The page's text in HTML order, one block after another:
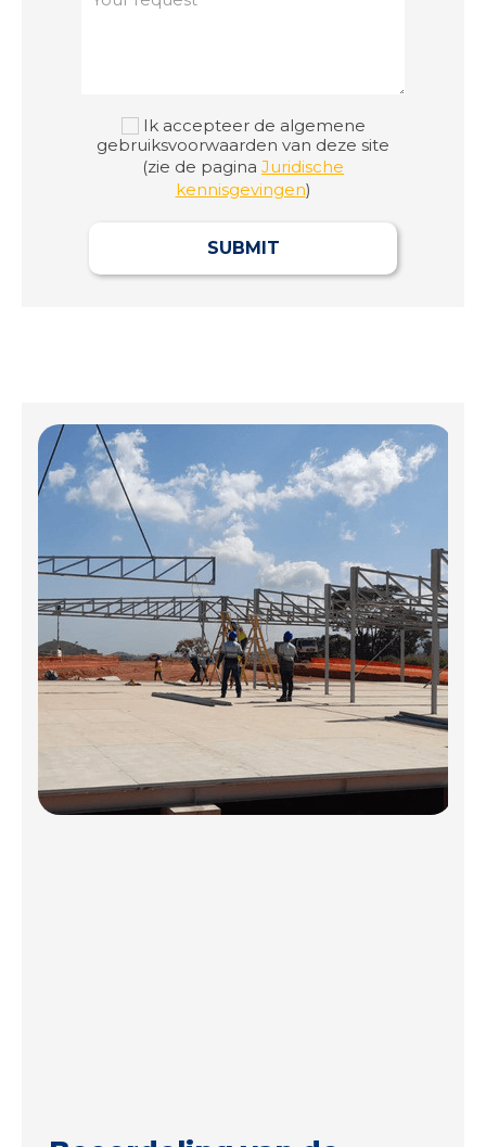
Ik accepteer de algemene
gebruiksvoorwaarden van deze site
(zie de pagina Juridische
kennisgevingen)
SUBMIT